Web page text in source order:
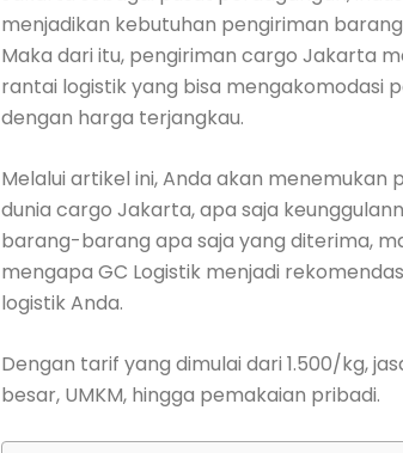
menjadikan kebutuhan pengiriman
Maka dari itu, pengiriman cargo Jakarta
rantai logistik yang bisa mengakomodasi
dengan harga terjangkau.
Melalui artikel ini, Anda akan
dunia cargo Jakarta, apa saja
barang-barang apa saja yang diterima,
mengapa GC Logistik menjadi
logistik Anda.
Dengan tarif yang dimulai dari 1.500/kg,
besar, UMKM, hingga pemakaian pribadi.